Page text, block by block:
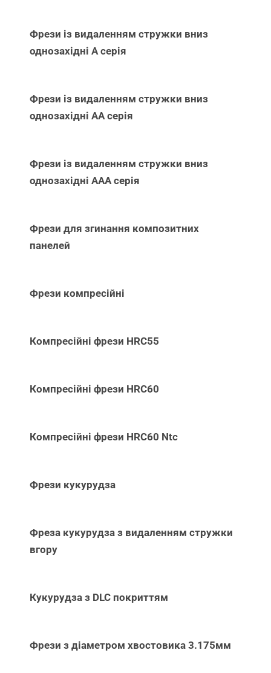
Фрези із видаленням стружки вниз
однозахідні А серія
Фрези із видаленням стружки вниз
однозахідні АА серія
Фрези із видаленням стружки вниз
однозахідні ААА серія
Фрези для згинання композитних
панелей
Фрези компресійні
Компресійні фрези HRC55
Компресійні фрези HRC60
Компресійні фрези HRC60 Ntc
Фрези кукурудза
Фреза кукурудза з видаленням стружки
вгору
Кукурудза з DLC покриттям
Фрези з діаметром хвостовика 3.175мм